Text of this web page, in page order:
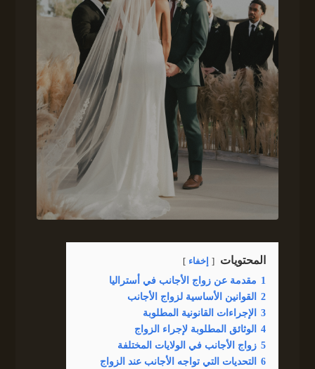
المحتويات إخفاء
1 مقدمة عن زواج الأجانب في أستراليا
2
القوانين الأساسية لزواج الأجانب
3
الإجراءات القانونية المطلوبة
4
الوثائق المطلوبة لإجراء الزواج
5 زواج الأجانب في الولايات المختلفة
6
التحديات التي تواجه الأجانب عند الزواج